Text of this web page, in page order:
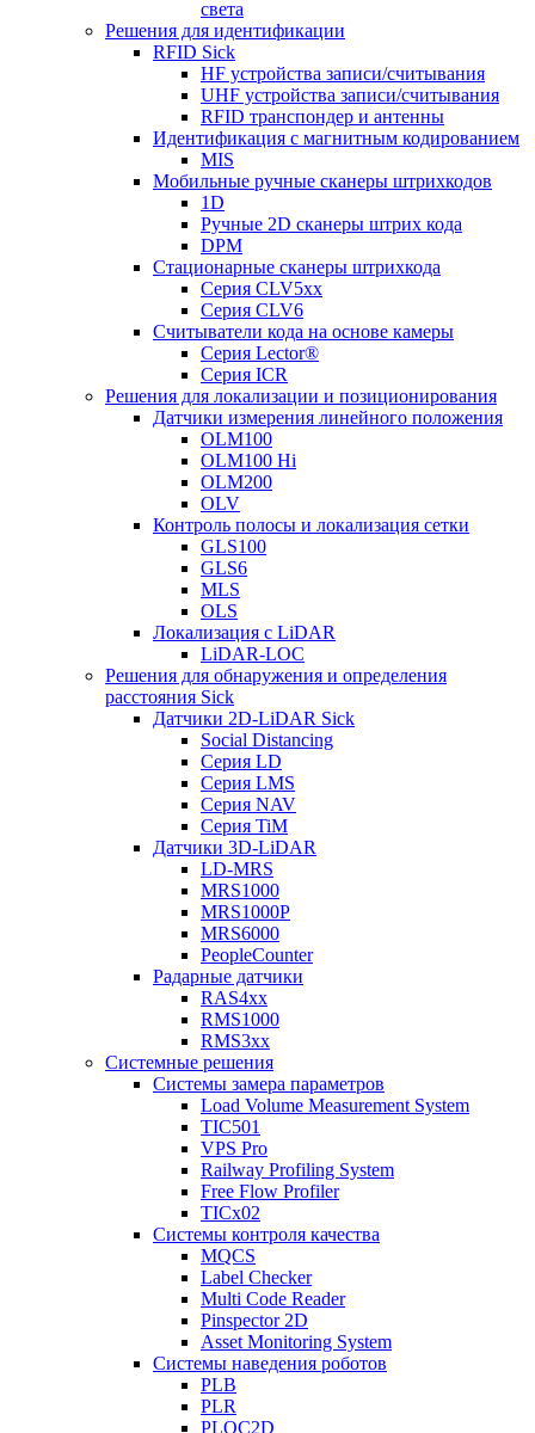
света
Решения для идентификации
RFID Sick
HF устройства записи/считывания
UHF устройства записи/считывания
RFID транспондер и антенны
Идентификация с магнитным кодированием
MIS
Мобильные ручные сканеры штрихкодов
1D
Ручные 2D сканеры штрих кода
DPM
Стационарные сканеры штрихкода
Серия CLV5xx
Серия CLV6
Считыватели кода на основе камеры
Серия Lector®
Серия ICR
Решения для локализации и позиционирования
Датчики измерения линейного положения
OLM100
OLM100 Hi
OLM200
OLV
Контроль полосы и локализация сетки
GLS100
GLS6
MLS
OLS
Локализация с LiDAR
LiDAR-LOC
Решения для обнаружения и определения
расстояния Sick
Датчики 2D-LiDAR Sick
Social Distancing
Серия LD
Серия LMS
Серия NAV
Серия TiM
Датчики 3D-LiDAR
LD-MRS
MRS1000
MRS1000P
MRS6000
PeopleCounter
Радарные датчики
RAS4xx
RMS1000
RMS3xx
Системные решения
Системы замера параметров
Load Volume Measurement System
TIC501
VPS Pro
Railway Profiling System
Free Flow Profiler
TICx02
Системы контроля качества
MQCS
Label Checker
Multi Code Reader
Pinspector 2D
Asset Monitoring System
Системы наведения роботов
PLB
PLR
PLOC2D